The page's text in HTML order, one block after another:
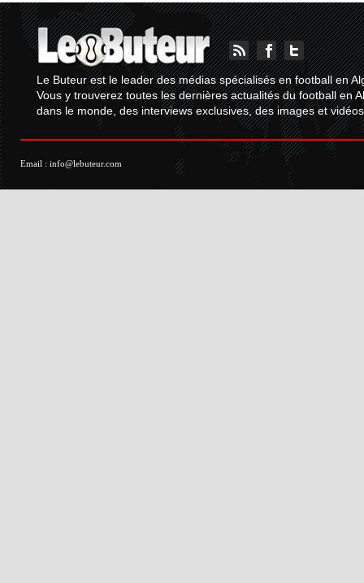
Le Buteur est le leader des médias spécialisés en football en
Vous y trouverez toutes les dernières actualités du football en
dans le monde, des interviews exclusives, des images et
Email : info@lebuteur.com